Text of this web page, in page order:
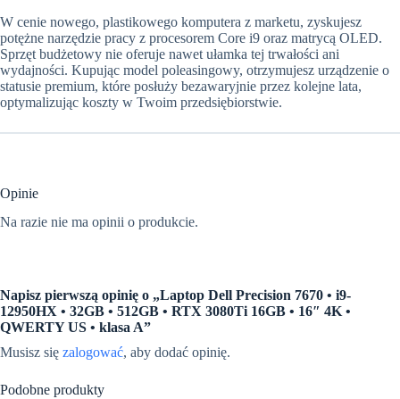
W cenie nowego, plastikowego komputera z marketu, zyskujesz
potężne narzędzie pracy z procesorem Core i9 oraz matrycą OLED.
Sprzęt budżetowy nie oferuje nawet ułamka tej trwałości ani
wydajności. Kupując model poleasingowy, otrzymujesz urządzenie o
statusie premium, które posłuży bezawaryjnie przez kolejne lata,
optymalizując koszty w Twoim przedsiębiorstwie.
Opinie
Na razie nie ma opinii o produkcie.
Napisz pierwszą opinię o „Laptop Dell Precision 7670 • i9-
12950HX • 32GB • 512GB • RTX 3080Ti 16GB • 16″ 4K •
QWERTY US • klasa A”
Musisz się zalogować, aby dodać opinię.
Podobne produkty